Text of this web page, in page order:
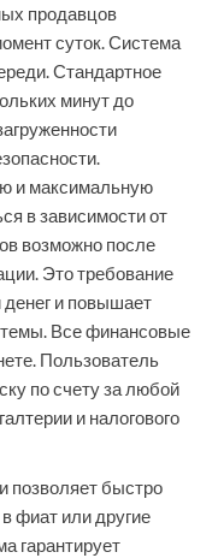
продавцов
суток. Система
Стандартное
минут до
и максимальную
в зависимости от
возможно после
Это требование
и повышает
Все финансовые
Пользователь
по счету за любой
и налогового
позволяет быстро
фиат или другие
гарантирует